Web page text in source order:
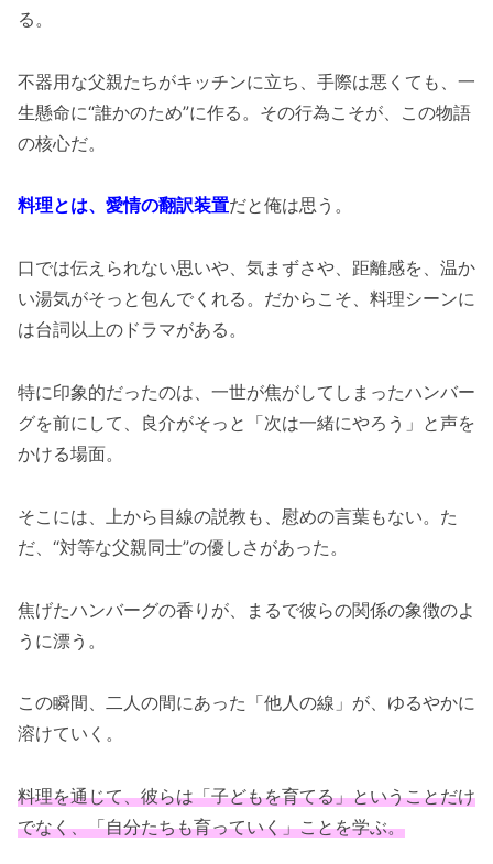
る。
不器用な父親たちがキッチンに立ち、手際は悪くても、一
生懸命に“誰かのため”に作る。その行為こそが、この物語
の核心だ。
料理とは、愛情の翻訳装置だと俺は思う。
口では伝えられない思いや、気まずさや、距離感を、温か
い湯気がそっと包んでくれる。だからこそ、料理シーンに
は台詞以上のドラマがある。
特に印象的だったのは、一世が焦がしてしまったハンバー
グを前にして、良介がそっと「次は一緒にやろう」と声を
かける場面。
そこには、上から目線の説教も、慰めの言葉もない。た
だ、“対等な父親同士”の優しさがあった。
焦げたハンバーグの香りが、まるで彼らの関係の象徴のよ
うに漂う。
この瞬間、二人の間にあった「他人の線」が、ゆるやかに
溶けていく。
料理を通じて、彼らは「子どもを育てる」ということだけ
でなく、「自分たちも育っていく」ことを学ぶ。